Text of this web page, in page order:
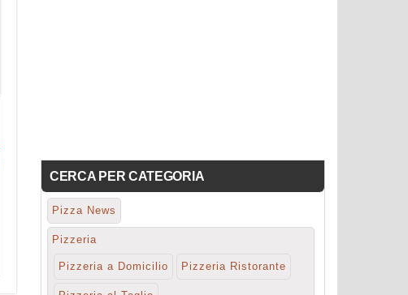
CERCA PER CATEGORIA
Pizza News
Pizzeria
Pizzeria a Domicilio Pizzeria Ristorante